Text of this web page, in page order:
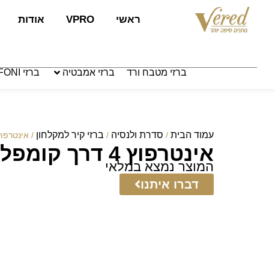
ראשי VPRO אודות
ברזי מטבח ורד ברזי אמבטיה ברזי PAFFONI איטליה
עמוד הבית / סדרת ולנסיה / ברזי קיר למקלחון / אינטרפוץ 4 דרך קומפלט גלה
אינטרפוץ 4 דרך קומפלט גלה מיקס
המוצר נמצא במלאי
דברו איתנו